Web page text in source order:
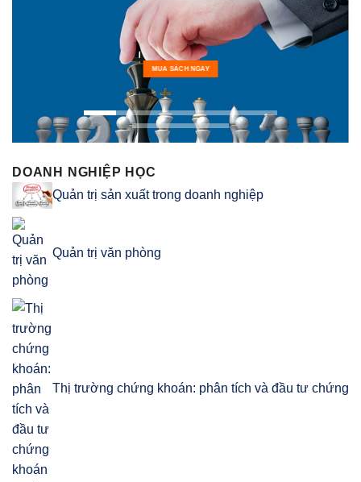
MUA SÁCH NGAY
DOANH NGHIỆP HỌC
Quản trị sản xuất trong doanh nghiệp
Quản trị văn phòng
Thị trường chứng khoán: phân tích và đầu tư chứng